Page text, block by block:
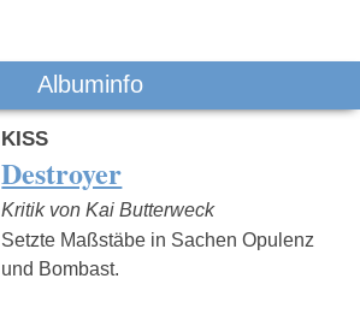
Albuminfo
KISS
Destroyer
Kritik von Kai Butterweck
Setzte Maßstäbe in Sachen Opulenz
und Bombast.